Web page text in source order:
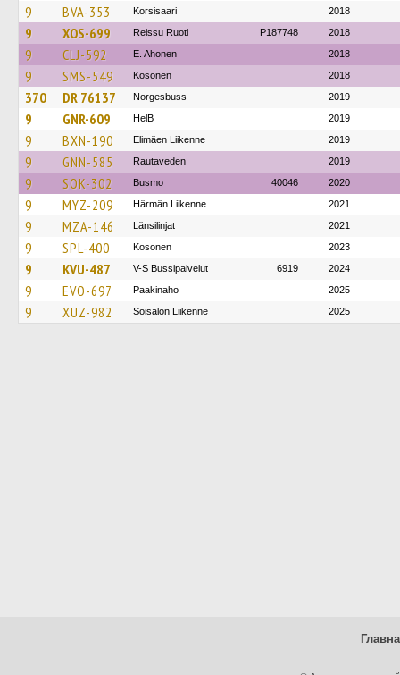
9 BVA-353 Korsisaari 2018
9 XOS-699 Reissu Ruoti P187748 2018
9 CLJ-592 E. Ahonen 2018
9 SMS-549 Kosonen 2018
370 DR 76137 Norgesbuss 2019
9 GNR-609 HelB 2019
9 BXN-190 Elimäen Liikenne 2019
9 GNN-585 Rautaveden 2019
9 SOK-302 Busmo 40046 2020
9 MYZ-209 Härmän Liikenne 2021
9 MZA-146 Länsilinjat 2021
9 SPL-400 Kosonen 2023
9 KVU-487 V-S Bussipalvelut 6919 2024
9 EVO-697 Paakinaho 2025
9 XUZ-982 Soisalon Liikenne 2025